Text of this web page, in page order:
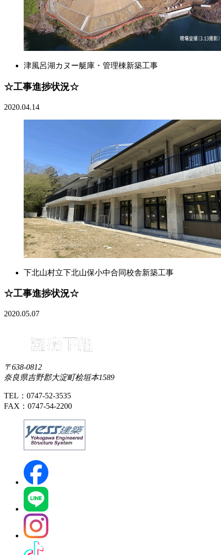
津風呂湖カヌー艇庫・管理棟新築工事
☆工事進捗状況☆
2020.04.14
下北山村立下北山保小中合同校舎新築工事
☆工事進捗状況☆
2020.05.07
〒638-0812
奈良県吉野郡大淀町桧垣本1589
TEL：0747-52-3535
FAX：0747-54-2200